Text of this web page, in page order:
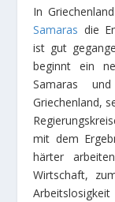
In Griechenland
Samaras die
ist gut
beginnt ein
Samaras
Griechenland,
mit dem
härter
Wirtschaft,
Arbeitslosigkeit